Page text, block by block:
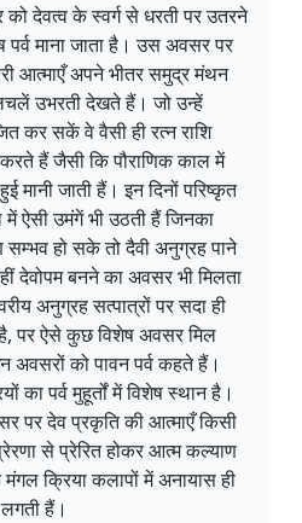
को देवत्व के स्वर्ग से धरती पर उतरने
पर्व माना जाता है। उस अवसर पर
आत्माएँ अपने भीतर समुद्र मंथन
उभरती देखते हैं। जो उन्हें
कर सकें वे वैसी ही रत्न राशि
हैं जैसी कि पौराणिक काल में
मानी जाती हैं। इन दिनों परिष्कृत
में ऐसी उमंगें भी उठती हैं जिनका
हो सके तो दैवी अनुग्रह पाने
देवोपम बनने का अवसर भी मिलता
अनुग्रह सत्पात्रों पर सदा ही
पर ऐसे कुछ विशेष अवसर मिल
को पावन पर्व कहते हैं।
का पर्व मुहूर्तों में विशेष स्थान है।
पर देव प्रकृति की आत्माएँ किसी
से प्रेरित होकर आत्म कल्याण
क्रिया कलापों में अनायास ही
हैं।